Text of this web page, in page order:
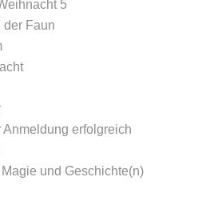
5
der Faun
Anmeldung erfolgreich
und Geschichte(n)